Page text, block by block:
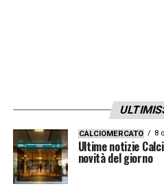
CALCIOMERCATO 8
Ultime notizie
novità del giorno